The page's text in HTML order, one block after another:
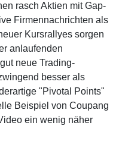
rasch Aktien mit Gap-
Firmennachrichten als
Kursrallyes sorgen
anlaufenden
neue Trading-
besser als
"Pivotal Points"
Beispiel von Coupang
ein wenig näher